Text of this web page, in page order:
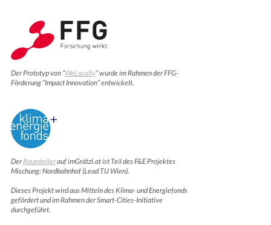
Der Prototyp von “WeLocally” wurde im Rahmen der FFG-
Förderung “Impact Innovation” entwickelt.
DerRaumteilerauf imGrätzl.at ist Teil des F&E Projektes
Mischung: Nordbahnhof (Lead TU Wien).
Dieses Projekt wird aus Mitteln des Klima- und Energiefonds
gefördert und im Rahmen der Smart-Cities-Initiative
durchgeführt.